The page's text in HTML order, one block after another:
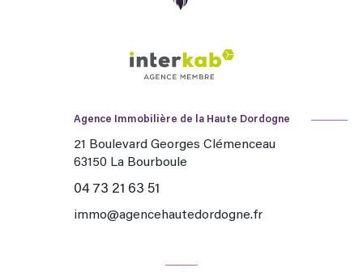
Agence Immobilière de la Haute Dordogne
21 Boulevard Georges Clémenceau
63150 La Bourboule
04 73 21 63 51
immo@agencehautedordogne.fr